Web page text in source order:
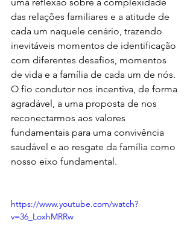
uma reflexão sobre a complexidade
das relações familiares e a atitude de
cada um naquele cenário, trazendo
inevitáveis momentos de identificação
com diferentes desafios, momentos
de vida e a família de cada um de nós.
O fio condutor nos incentiva, de forma
agradável, a uma proposta de nos
reconectarmos aos valores
fundamentais para uma convivência
saudável e ao resgate da família como
nosso eixo fundamental.
https://www.youtube.com/watch?
v=36_LoxhMRRw